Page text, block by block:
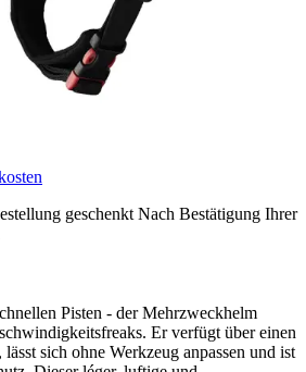
geschenkt Nach Bestätigung Ihrer
Pisten - der Mehrzweckhelm
Er verfügt über einen
sich ohne Werkzeug anpassen und ist